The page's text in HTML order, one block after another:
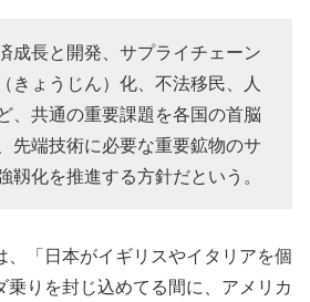
成長と開⁠発、サプライチェーン
きょうじん）化、不法移民、人
、​共通の重要課題を各国の首脳
先端技術に必要な重要鉱物のサ
靱化を推進する方針だという。
、「日本がイギリスやイタリアを個
乗りを封じ込めてる間に、アメリカ